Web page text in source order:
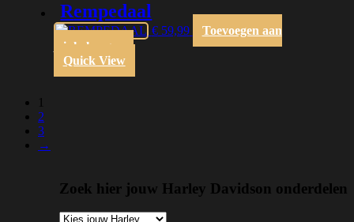
rempedaal
€59,99
Toevoegen aan
winkelwagen
Quick View
1
2
3
→
Zoek hier jouw Harley Davidson onderdelen